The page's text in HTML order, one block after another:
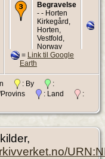
Begravelse
- - Horten
Kirkegård,
Horten,
Vestfold,
Norway
= Link til Google
Earth
: By
:
Provins : Land
: